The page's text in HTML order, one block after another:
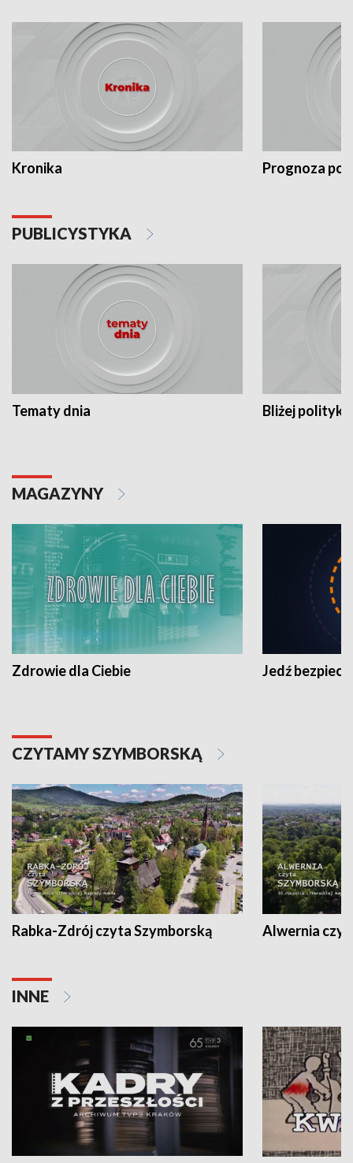
Kronika Prognoza
PUBLICYSTYKA
Tematy dnia Bliżej polityki
MAGAZYNY
Zdrowie dla Ciebie Jedź
CZYTAMY SZYMBORSKĄ
Rabka-Zdrój czyta Szymborską Alwernia
INNE